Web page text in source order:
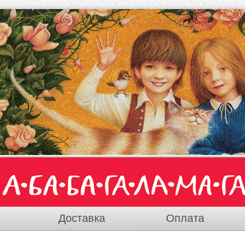
Доставка Оплата